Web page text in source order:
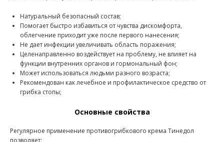
Натуральный безопасный состав;
Помогает быстро избавиться от чувства дискомфорта,
облегчение приходит уже после первого нанесения;
Не дает инфекции увеличивать область поражения;
Целенаправленно воздействует на проблему, не влияет на
функции внутренних органов и гормональный фон;
Может использоваться людьми разного возраста;
Рекомендован как лечебное и профилактическое средство от
грибка стопы;
Основные свойства
Регулярное применение противогрибкового крема Тинедол
позволяет: